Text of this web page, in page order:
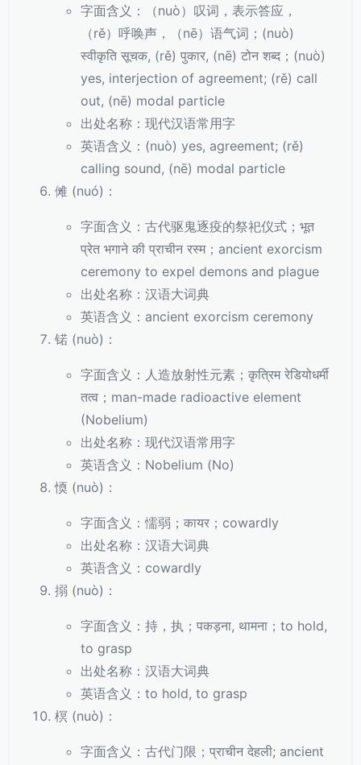
字面含义：（nuò）叹词，表示答应，
（rě）呼唤声，（nē）语气词；(nuò)
स्वीकृति सूचक, (rě) पुकार, (nē) टोन शब्द；(nuò)
yes, interjection of agreement; (rě) call
out, (nē) modal particle
出处名称：现代汉语常用字
英语含义：(nuò) yes, agreement; (rě)
calling sound, (nē) modal particle
傩 (nuó)：
字面含义：古代驱鬼逐疫的祭祀仪式；भूत
प्रेत भगाने की प्राचीन रस्म；ancient exorcism
ceremony to expel demons and plague
出处名称：汉语大词典
英语含义：ancient exorcism ceremony
锘 (nuò)：
字面含义：人造放射性元素；कृत्रिम रेडियोधर्मी
तत्व；man-made radioactive element
(Nobelium)
出处名称：现代汉语常用字
英语含义：Nobelium (No)
愞 (nuò)：
字面含义：懦弱；कायर；cowardly
出处名称：汉语大词典
英语含义：cowardly
搦 (nuò)：
字面含义：持，执；पकड़ना, थामना；to hold,
to grasp
出处名称：汉语大词典
英语含义：to hold, to grasp
榠 (nuò)：
字面含义：古代门限；प्राचीन देहली; ancient